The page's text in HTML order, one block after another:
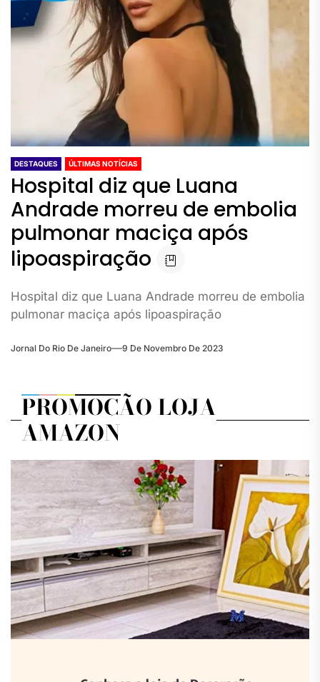
DESTAQUES ÚLTIMAS NOTÍCIAS
Hospital diz que Luana
Andrade morreu de embolia
pulmonar maciça após
lipoaspiração
Hospital diz que Luana Andrade morreu de embolia
pulmonar maciça após lipoaspiração
Jornal Do Rio De Janeiro 9 De Novembro De 2023
PROMOÇÃO LOJA
AMAZON